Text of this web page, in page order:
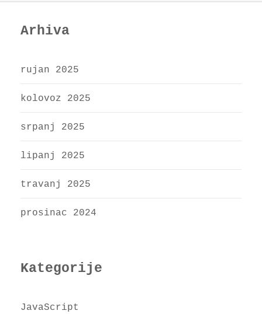
Arhiva
rujan 2025
kolovoz 2025
srpanj 2025
lipanj 2025
travanj 2025
prosinac 2024
Kategorije
JavaScript